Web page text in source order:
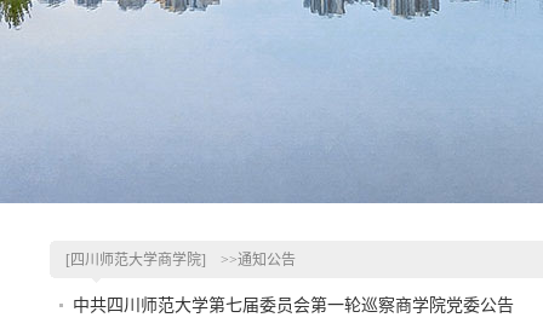
[四川师范大学商学院] >>通知公告
中共四川师范大学第七届委员会第一轮巡察商学院党委公告